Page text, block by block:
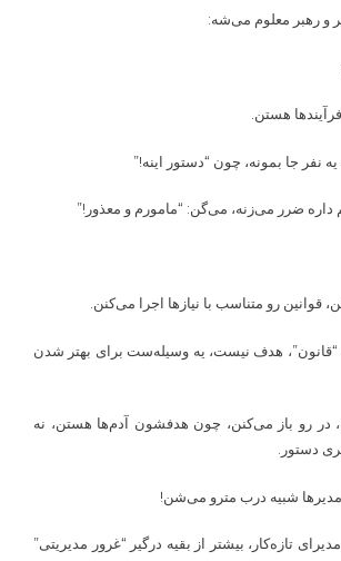
و رهبر معلوم می‌شه:
هستن.
نفر جا بمونه، چون “دستور اینه!”
داره ضرر می‌زنه، می‌گن: “مامورم و معذور!”
رو متناسب با نیازها اجرا می‌کنن.
هدف نیست، یه وسیله‌ست برای بهتر شدن
در رو باز می‌کنن، چون هدفشون آدم‌ها هستن، نه
دستور.
مدیرها شبیه درب مترو می‌شن!
تازه‌کار، بیشتر از بقیه درگیر “غرور مدیریتی”